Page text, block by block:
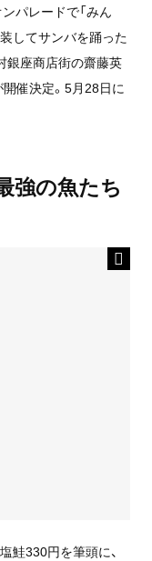
パレードで「みん
してサンバを踊った
銀座商店街の齋藤英
催決定。5月28日に
強の魚たち
鮭330円を筆頭に、